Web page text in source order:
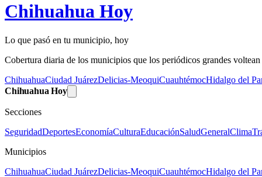
Chihuahua Hoy
Lo que pasó en tu municipio, hoy
Cobertura diaria de los municipios que los periódicos grandes
ChihuahuaCiudad JuárezDelicias-MeoquiCuauhtémocHidalgo del
Chihuahua Hoy
Secciones
SeguridadDeportesEconomíaCulturaEducaciónSaludGeneralClima
Municipios
ChihuahuaCiudad JuárezDelicias-MeoquiCuauhtémocHidalgo del